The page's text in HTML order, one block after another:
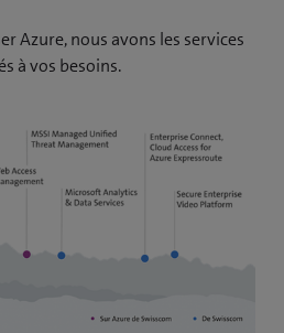
Azure, nous avons les services
à vos besoins.